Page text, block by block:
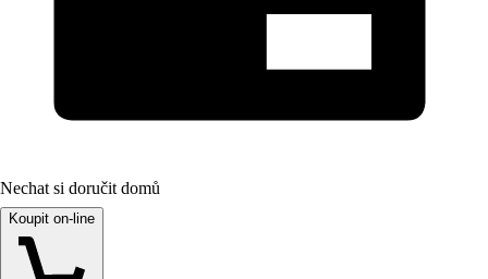
Nechat si doručit domů
Koupit on-line